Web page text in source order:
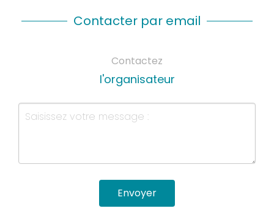
Contacter par email
Contactez
l'organisateur
Envoyer